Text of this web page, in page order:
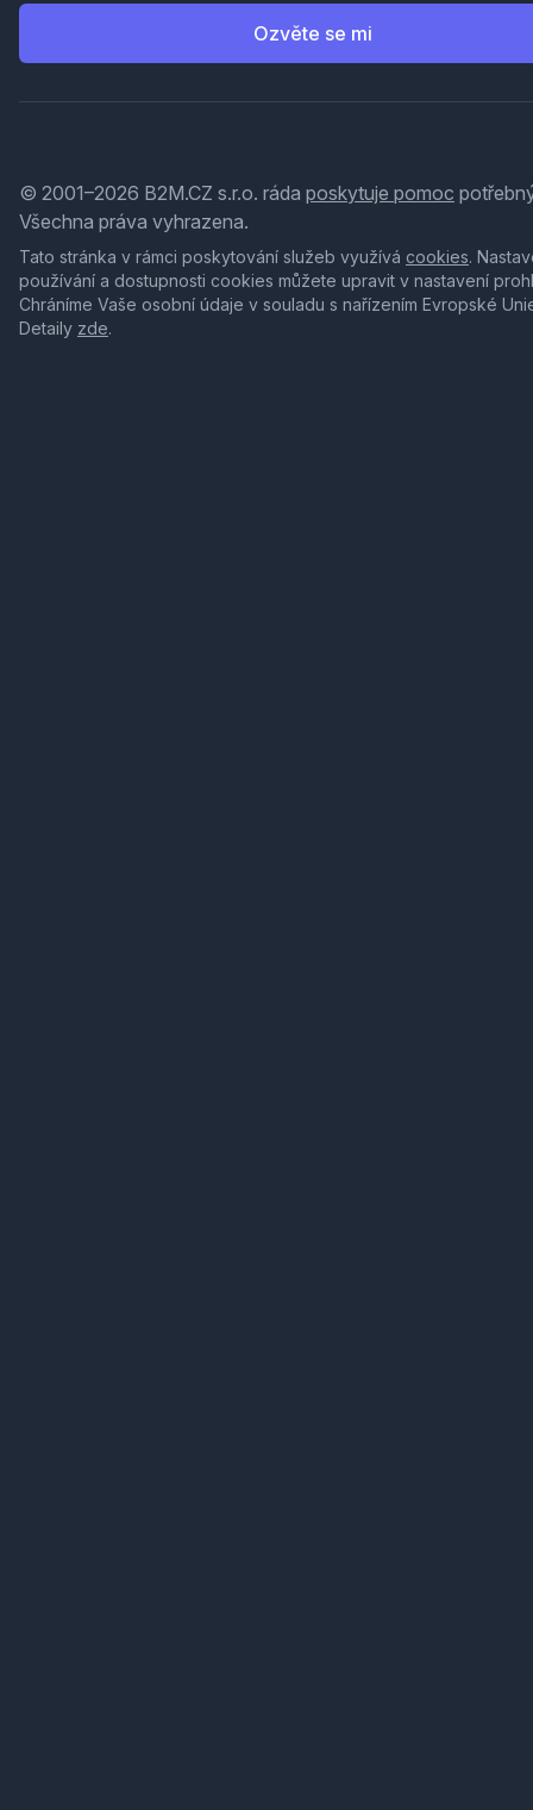
Ozvěte se mi
© 2001–2026 B2M.CZ s.r.o. ráda poskytuje pomoc
Všechna práva vyhrazena.
Tato stránka v rámci poskytování služeb využívá cookies.
používání a dostupnosti cookies můžete upravit v nastavení
Chráníme Vaše osobní údaje v souladu s nařízením Evropské
Detaily zde.